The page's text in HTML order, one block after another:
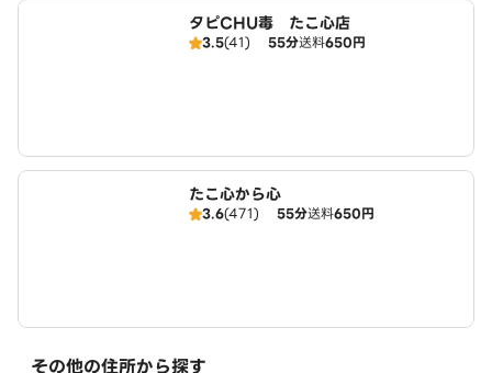
タピCHU毒 たこ心店
3.5(41) 55分送料650円
たこ心から心
3.6(471) 55分送料650円
その他の住所から探す